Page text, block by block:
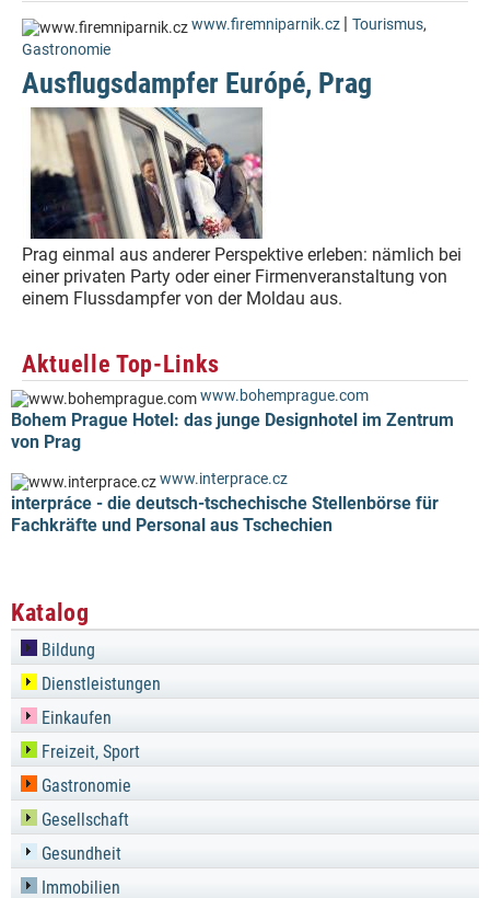
www.firemniparnik.cz | Tourismus,
Gastronomie
Ausflugsdampfer Európé, Prag
Prag einmal aus anderer Perspektive erleben: nämlich bei
einer privaten Party oder einer Firmenveranstaltung von
einem Flussdampfer von der Moldau aus.
Aktuelle Top-Links
www.bohemprague.com
Bohem Prague Hotel: das junge Designhotel im Zentrum
von Prag
www.interprace.cz
interpráce - die deutsch-tschechische Stellenbörse für
Fachkräfte und Personal aus Tschechien
Katalog
Bildung
Dienstleistungen
Einkaufen
Freizeit, Sport
Gastronomie
Gesellschaft
Gesundheit
Immobilien